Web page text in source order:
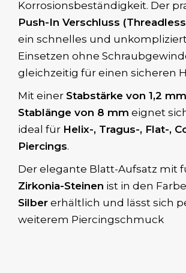
Korrosionsbeständigkeit. Der
Push-In Verschluss
ein schnelles und
Einsetzen ohne
gleichzeitig für einen sicheren
Mit einer Stabstärke von 1,2 mm
Stablänge von 8 mm eignet
ideal für Helix-, Tragus-, Flat-,
Piercings.
Der elegante Blatt-Aufsatz mit
Zirkonia-Steinen ist in den
Silber erhältlich und lässt sich
weiterem Piercingschmuck